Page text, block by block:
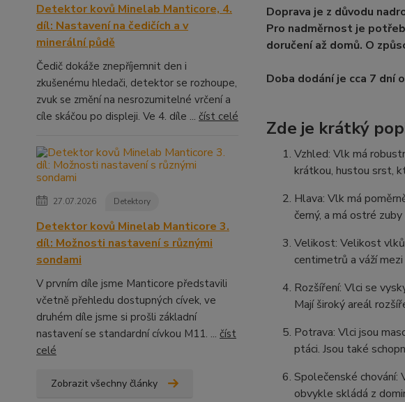
Detektor kovů Minelab Manticore, 4.
díl: Nastavení na čedičích a v
minerální půdě
Čedič dokáže znepříjemnit den i
zkušenému hledači, detektor se rozhoupe,
zvuk se změní na nesrozumitelné vrčení a
cíle skáčou po displeji. Ve 4. díle ... číst celé
27.07.2026 Detektory
Detektor kovů Minelab Manticore 3.
díl: Možnosti nastavení s různými
sondami
V prvním díle jsme Manticore představili
včetně přehledu dostupných cívek, ve
druhém díle jsme si prošli základní
nastavení se standardní cívkou M11. ... číst
celé
Zobrazit všechny články
Doprava je z důvodu
Pro nadměrnost je
doručení až domů. O
Doba dodání je cca 7 dní
Zde je krátký
Vzhled: Vlk má
krátkou, hustou srst,
Hlava: Vlk má
černý, a má ostré
Velikost: Velikost
centimetrů a váží
Rozšíření: Vlci se
Mají široký areál
Potrava: Vlci jsou
ptáci. Jsou také
Společenské chování:
obvykle skládá z